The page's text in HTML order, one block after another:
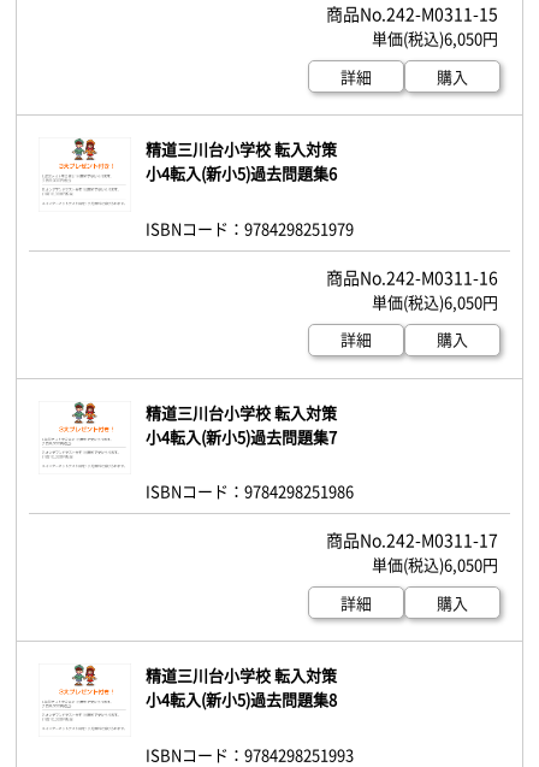
242-M0311-15
6,050円
詳細
購入
精道三川台小学校 転入対策
小4転入(新小5)過去問題集6
ISBNコード：9784298251979
242-M0311-16
6,050円
詳細
購入
精道三川台小学校 転入対策
小4転入(新小5)過去問題集7
ISBNコード：9784298251986
242-M0311-17
6,050円
詳細
購入
精道三川台小学校 転入対策
小4転入(新小5)過去問題集8
ISBNコード：9784298251993